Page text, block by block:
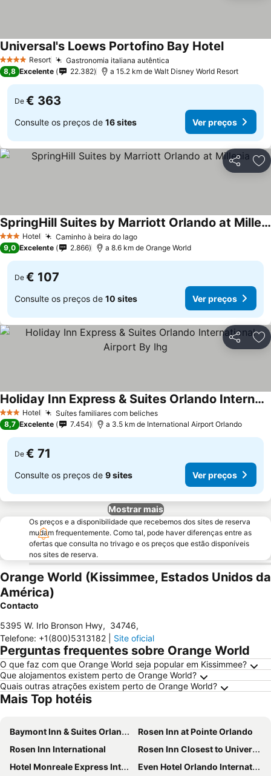
4 EstrelasResort Gastronomia italiana autêntica
Universal's Loews Portofino Bay HotelVer
8,8 Excelente 22.382 a 15.2 km de Walt Disney World Resort
De € 363
Consulte os preços de 16 sites Ver preços
Partilhar
3 EstrelasHotel Caminho à beira do lagoVer preços
SpringHill Suites by Marriott Orlando at Millenia
Ver preços
9,0 Excelente 2.866 a 8.6 km de Orange World
De € 107
Consulte os preços de 10 sites Ver preços
Partilhar
3 EstrelasHotel Suítes familiares com belichesVer preços
Holiday Inn Express & Suites Orlando International Airport By Ihg
Ver preços
8,7 Excelente 7.454 a 3.5 km de International Airport Orlando
De € 71
Consulte os preços de 9 sites Ver preços
Mostrar mais
Os preços e a disponibilidade que recebemos dos sites de reserva
mudam frequentemente. Como tal, pode haver diferenças entre as
ofertas que consulta no trivago e os preços que estão disponíveis
nos sites de reserva.
Orange World (Kissimmee, Estados Unidos da
América)
Contacto
5395 W. Irlo Bronson Hwy, 34746,
Telefone: +1(800)5313182 Site oficial
Perguntas frequentes sobre Orange World
O que faz com que Orange World seja popular em Kissimmee?
Que alojamentos existem perto de Orange World?
Quais outras atrações existem perto de Orange World?
Mais Top hotéis
Baymont Inn & Suites Orlando Universal Blvd
Rosen Inn at Pointe Orlando
Rosen Inn International
Rosen Inn Closest to Universal
Hotel Monreale Express International Drive Orlando
Even Hotel Orlando International Airport By Ihg